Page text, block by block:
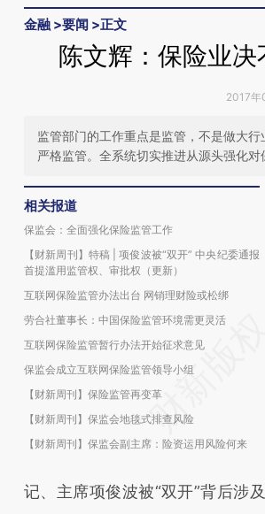
金融 >要闻 >正文
陈文辉：保险业决
2017年
监管部门的工作重点是监管，不是做大
严格监管。全系统切实推进从源头强化
相关报道
保监会：全面强化保险监管工作
【财新周刊】特稿 | 项俊波被“双开” 中央纪委通报
首提滥用监管权、审批权（更新）
互联网保险监管办法出台 网销理财险或松绑
劳合社董事长：中国保险监管环境需更灵活
互联网保险监管暂行办法开始征求意见
保监会成立互联网保险监管领导小组
【财新周刊】保险监管再变革
【财新周刊】保监会地毯式排查风险
【财新周刊】保监会副主席：险资运用风险何来
记、主席项俊波被“双开”背后涉